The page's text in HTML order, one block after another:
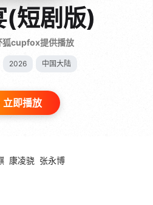
(短剧版)
狐cupfox提供播放
2026 中国大陆
立即播放
康凌骁 张永博